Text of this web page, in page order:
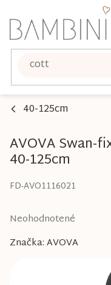
na
obsah
40-125cm
AVOVA Swan-
40-125cm
FD-AVO1116021
Priemerné
produktu
Neohodnotené
Značka:AVOVA